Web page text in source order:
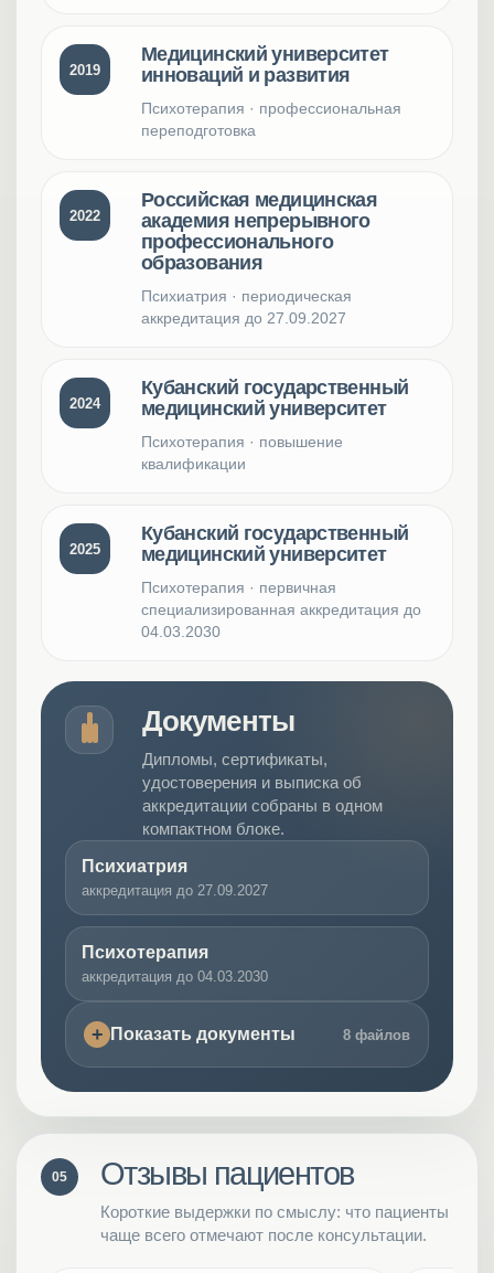
2019
Медицинский университет
инноваций и развития
Психотерапия · профессиональная
переподготовка
2022
Российская медицинская
академия непрерывного
профессионального
образования
Психиатрия · периодическая
аккредитация до 27.09.2027
2024
Кубанский государственный
медицинский университет
Психотерапия · повышение
квалификации
2025
Кубанский государственный
медицинский университет
Психотерапия · первичная
специализированная аккредитация до
04.03.2030
Документы
Дипломы, сертификаты,
удостоверения и выписка об
аккредитации собраны в одном
компактном блоке.
Психиатрия
аккредитация до 27.09.2027
Психотерапия
аккредитация до 04.03.2030
Показать документы 8 файлов
05 Отзывы пациентов
Короткие выдержки по смыслу: что пациенты
чаще всего отмечают после консультации.